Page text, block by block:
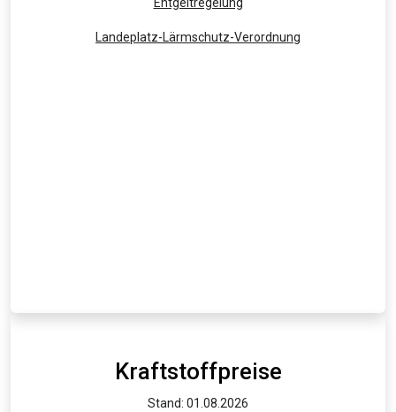
Landeplatz-Lärmschutz-Verordnung
Kraftstoffpreise
Stand: 01.08.2026